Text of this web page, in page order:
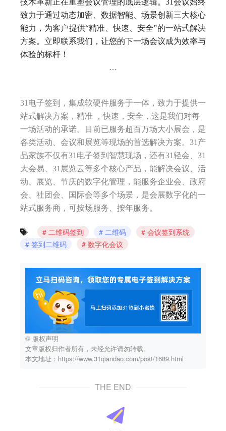
技术革新正在重塑会议管理的底层逻辑。31会议始终
致力于通过动态加密、数据智能、场景创新三大核心
能力，为客户提供“精准、快速、安全”的一站式解决
方案。立即联系我们，让您的下一场会议成为效率与
体验的标杆！
…
31电子签到，集成软硬件服务于一体，致力于提供一
站式解决方案，精准 ，快速，安全，这是我们对每
一场活动的承诺。目前已服务超百万场大小展会，是
各类活动、会议和展览等现场的首选解决方案。31产
品家族不仅有31电子签到智慧现场，还有31轻会、31
大会易、31展览云等多个核心产品，能解决会议、活
动、展览、节庆的数字化管理，能服务企业会、政府
会、社团会、国际会等多个场景，是会展数字化的一
站式服务商，可按场服务、按年服务。
二维码签到 二维码
会议签到系统
签到二维码
数字化会议
© 版权声明
文章版权归作者所有，未经允许请勿转载。
本文地址：https://www.31qiandao.com/post/1689.html
THE END